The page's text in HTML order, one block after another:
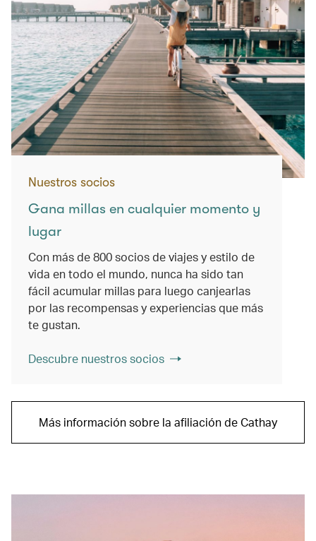
Nuestros socios
Gana millas en cualquier momento y
lugar
Con más de 800 socios de viajes y estilo de
vida en todo el mundo, nunca ha sido tan
fácil acumular millas para luego canjearlas
por las recompensas y experiencias que más
te gustan.
Descubre nuestros socios
Más información sobre la afiliación de Cathay